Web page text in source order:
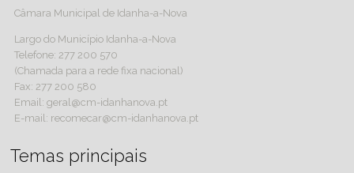
Câmara Municipal de Idanha-a-Nova
Largo do Município Idanha-a-Nova
Telefone: 277 200 570
(Chamada para a rede fixa nacional)
Fax: 277 200 580
Email: geral@cm-idanhanova.pt
E-mail: recomecar@cm-idanhanova.pt
Temas principais